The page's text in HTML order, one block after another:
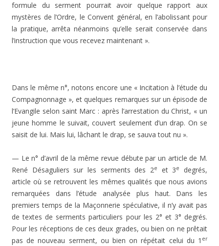
formule du serment pourrait avoir quelque rap­port aux
mystères de l’Ordre, le Convent général, en l’abo­lissant pour
la pratique, arrêta néanmoins qu’elle serait conservée dans
l’instruction que vous recevez mainte­nant ».
Dans le même n°, notons encore une « Incitation à l’étu­de du
Compagnonnage », et quelques remarques sur un épisode de
l’Evangile selon saint Marc : après l’arrestation du Christ, « un
jeune homme le suivait, couvert seulement d’un drap. On se
saisit de lui. Mais lui, lâchant le drap, se sauva tout nu ».
— Le n° d’avril de la même revue débute par un article de M.
René Désaguliers sur les serments des 2e et 3e
de­grés,
article où se retrouvent les mêmes qualités que nous avions
remarquées dans l’étude analysée plus haut. Dans les
premiers temps de la Maçonnerie spéculative, il n’y avait pas
de textes de serments particuliers pour les 2° et 3° degrés.
Pour les réceptions de ces deux grades, ou bien on ne prêtait
pas de nouveau serment, ou bien on ré­pétait celui du 1 er